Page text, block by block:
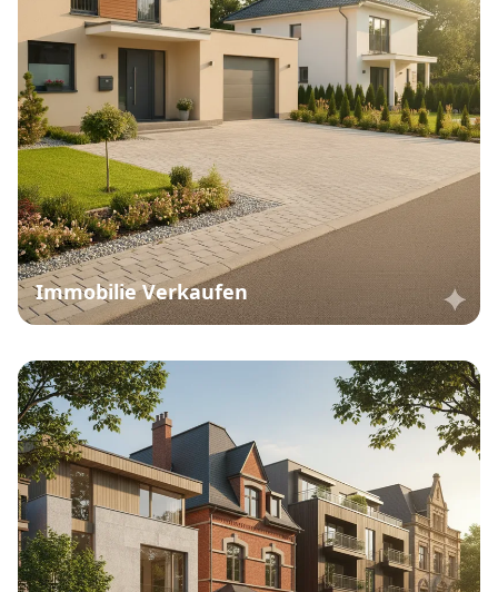
Immobilie Verkaufen